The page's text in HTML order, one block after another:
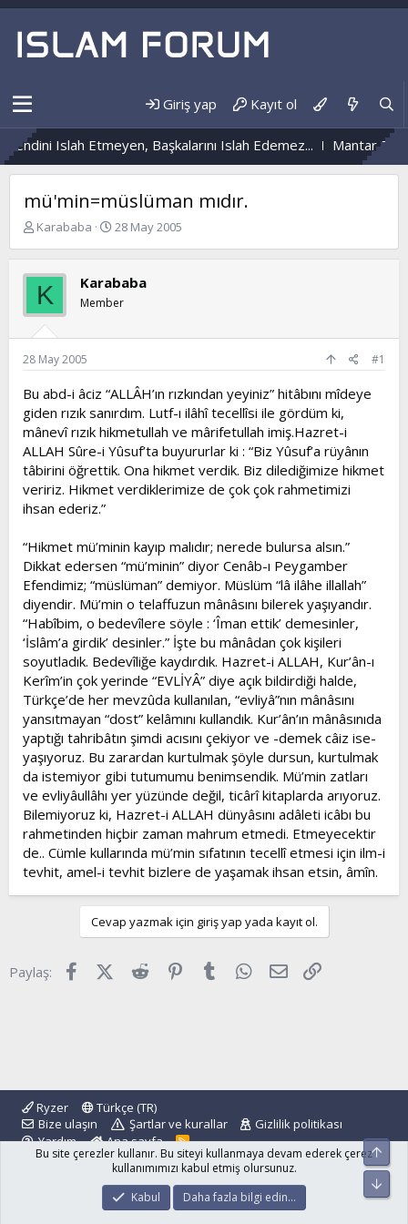
Giriş yap Kayıt ol
Islah Etmeyen, Başkalarını Islah Edemez... Mantar
mü'min=müslüman mıdır.
K
b
u
y
u
b
a
l
a
t
a
n
Karababa
B
l
a
n
ı
a
i
h
i
28 May 2005
K Karababa
Member
28 May 2005 #1
Bu abd-i âciz “ALLÂH’ın rızkından yeyiniz” hitâbını mîdeye
giden rızık sanırdım. Lutf-ı ilâhî tecellîsi ile gördüm ki,
mânevî rızık hikmetullah ve mârifetullah imiş.Hazret-i
ALLAH Sûre-i Yûsuf’ta buyururlar ki : “Biz Yûsuf’a rüyânın
tâbirini öğrettik. Ona hikmet verdik. Biz dilediğimize hikmet
veririz. Hikmet verdiklerimize de çok çok rahmetimizi
ihsan ederiz.”
“Hikmet mü’minin kayıp malıdır; nerede bulursa alsın.”
Dikkat edersen “mü’minin” diyor Cenâb-ı Peygamber
Efendimiz; “müslüman” demiyor. Müslüm “lâ ilâhe illallah”
diyendir. Mü’min o telaffuzun mânâsını bilerek yaşıyandır.
“Habîbim, o bedevîlere söyle : ‘Îman ettik’ demesinler,
‘İslâm’a girdik’ desinler.” İşte bu mânâdan çok kişileri
soyutladık. Bedevîliğe kaydırdık. Hazret-i ALLAH, Kur’ân-ı
Kerîm’in çok yerinde “EVLİYÂ” diye açık bildirdiği halde,
Türkçe’de her mevzûda kullanılan, “evliyâ”nın mânâsını
yansıtmayan “dost” kelâmını kullandık. Kur’ân’ın mânâsınıda
yaptığı tahribâtın şimdi acısını çekiyor ve -demek câiz ise-
yaşıyoruz. Bu zarardan kurtulmak şöyle dursun, kurtulmak
da istemiyor gibi tutumumu benimsendik. Mü’min zatları
ve evliyâullâhı yer yüzünde değil, ticârî kitaplarda arıyoruz.
Bilemiyoruz ki, Hazret-i ALLAH dünyâsını adâleti icâbı bu
rahmetinden hiçbir zaman mahrum etmedi. Etmeyecektir
de.. Cümle kullarında mü’min sıfatının tecellî etmesi için ilm-i
tevhit, amel-i tevhit bizlere de yaşamak ihsan etsin, âmîn.
Cevap yazmak için giriş yap yada kayıt ol.
Paylaş: FacebookX (Twitter)
Reddit Pinterest
Tumblr WhatsApp
E-posta
Ryzer
Türkçe (TR)
Bize ulaşın
Şartlar ve kurallar
Gizlilik politikası
Yardım
Ana sayfa
R
S
S
Community platform by XenForo ® © 2010-2024 XenForo Ltd.
© 2001 - 2024
Bu site çerezler kullanır. Bu siteyi kullanmaya devam ederek çerez
kullanımımızı kabul etmiş olursunuz.
Kabul
Daha fazla bilgi edin…
Üst
Alt